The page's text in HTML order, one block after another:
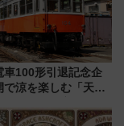
車100形引退記念企
で涼を楽しむ「天然